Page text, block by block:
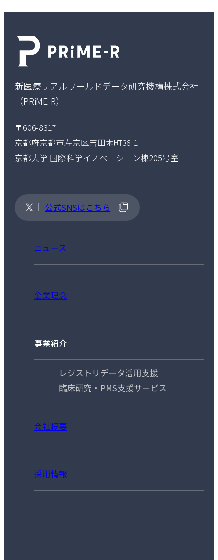
新医療リアルワールドデータ研究機構株式会社
（PRiME-R）
〒606-8317
京都府京都市左京区吉田本町36-1
京都大学 国際科学イノベーション棟205号室
公式SNSはこちら
ニュース
企業理念
事業紹介
会社概要
レジストリデータ活用支援
臨床研究・PMS支援サービス
採用情報